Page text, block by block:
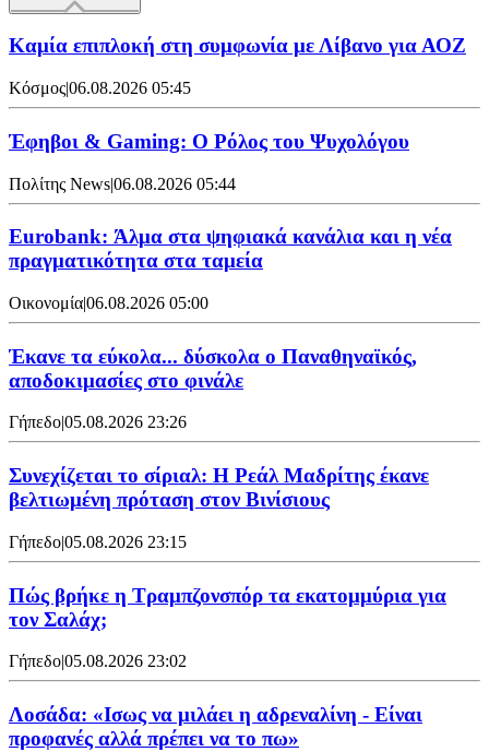
Καμία επιπλοκή στη συμφωνία με Λίβανο για ΑΟΖ
Κόσμος|06.08.2026 05:45
Έφηβοι & Gaming: Ο Ρόλος του Ψυχολόγου
Πολίτης News|06.08.2026 05:44
Eurobank: Άλμα στα ψηφιακά κανάλια και η νέα
πραγματικότητα στα ταμεία
Οικονομία|06.08.2026 05:00
Έκανε τα εύκολα... δύσκολα ο Παναθηναϊκός,
αποδοκιμασίες στο φινάλε
Γήπεδο|05.08.2026 23:26
Συνεχίζεται το σίριαλ: Η Ρεάλ Μαδρίτης έκανε
βελτιωμένη πρόταση στον Βινίσιους
Γήπεδο|05.08.2026 23:15
Πώς βρήκε η Τραμπζονσπόρ τα εκατομμύρια για
τον Σαλάχ;
Γήπεδο|05.08.2026 23:02
Λοσάδα: «Ισως να μιλάει η αδρεναλίνη - Είναι
προφανές αλλά πρέπει να το πω»